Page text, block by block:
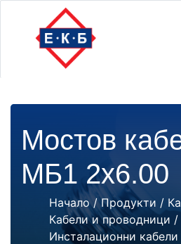
Мостов
МБ1 2х6.00
Начало/Продукти /
Кабели и проводници /
Инсталационни кабели